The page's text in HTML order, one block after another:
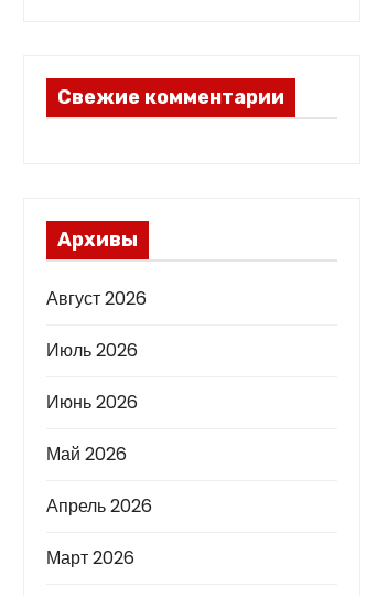
Свежие комментарии
Архивы
Август 2026
Июль 2026
Июнь 2026
Май 2026
Апрель 2026
Март 2026